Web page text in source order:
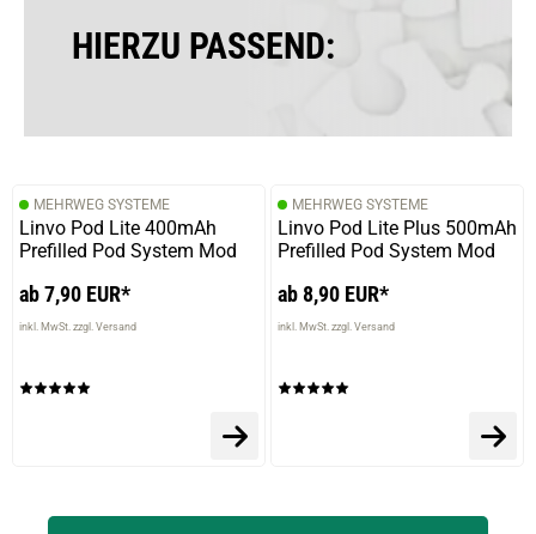
Marco S.
Die Bewertung erfolgte ohne Abgabe eines Kommentars
19.04.2023 — via
Trustedshops.de
verifizierter Onlinekauf.
HIERZU PASSEND:
MEHRWEG SYSTEME
Linvo Pod Lite 400mAh
Prefilled Pod System Mod
ab 7,90 EUR*
inkl. MwSt. zzgl. Versand
MEHRWEG SYSTEME
Linvo Pod Lite Plus 500mAh
Prefilled Pod System Mod
ab 8,90 EUR*
inkl. MwSt. zzgl. Versand